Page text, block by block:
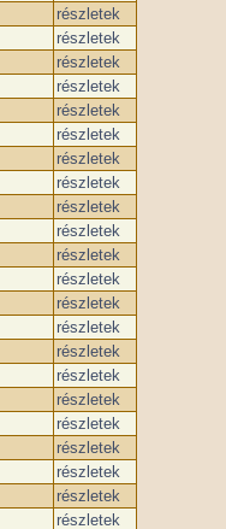
részletek
részletek
részletek
részletek
részletek
részletek
részletek
részletek
részletek
részletek
részletek
részletek
részletek
részletek
részletek
részletek
részletek
részletek
részletek
részletek
részletek
részletek